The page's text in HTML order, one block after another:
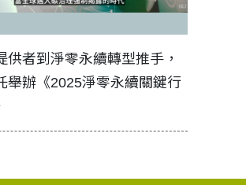
供者到淨零永續轉型推手，
舉辦《2025淨零永續關鍵行